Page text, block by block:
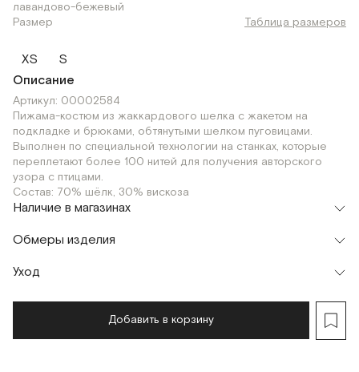
лавандово-бежевый
Размер
Таблица размеров
XS
S
Описание
Артикул: 00002584
Пижама-костюм из жаккардового шелка с жакетом на
подкладке и брюками, обтянутыми шелком пуговицами.
Выполнен по специальной технологии на станках, которые
переплетают более 100 нитей для получения авторского
узора с птицами.
Состав: 70% шёлк, 30% вискоза
Наличие в магазинах
Флагман
г. Москва, Малая Бронная 16
S
г. Москва, Малая Бронная 24/3
S
Обмеры изделия
Уход
Добавить в корзину